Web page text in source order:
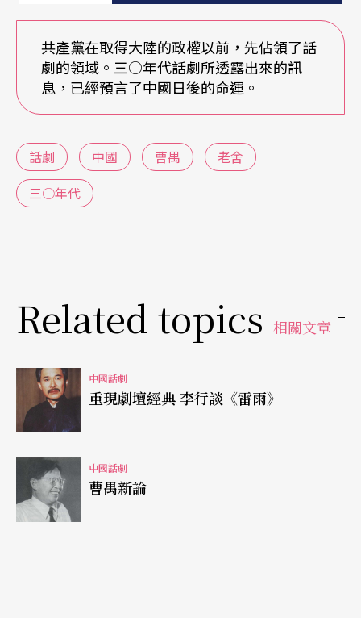
──的主要演出劇目。據說「中國旅行劇團」得以
自給自足，全靠《雷雨》演出的票房收入。
話劇在三○年代以前，主要的是都市中的文化活
動。無奈中國是一個農業社會，有心人都看出來，
如果話劇不攻克農村的陣地，便很難在中國的土壤
裡札根。劇作家熊佛西於一九三二年接受「中華平
民敎育促進會」的邀請，到河北省定縣推行「農民
的「表證劇場」和「流動舞台」。這個長達五年的
「農民戲劇運動」頗有成效。只可惜一九三七年抗
日戰爭爆發，這一類的活動不得不被迫停歇下來。
話劇演出的蓬勃也帶動了戲劇期刊的出版。三○年
代初期由原來的數種激增到二十多種。其中較爲人
所知的有袁牧之主編的《戲》、包時、凌鶴編的
《現代演劇》、章泯、葛一虹編的《新演劇》、歐
共產黨在取得大陸的政權以前，先佔領了話
劇的領域。三○年代話劇所透露出來的訊
息，已經預言了中國日後的命運。
話劇 中國 曹禺
老舍
三○年代
Related topics 相關文章
中國話劇
重現劇壇經典 李行談《雷雨》
中國話劇
曹禺新論